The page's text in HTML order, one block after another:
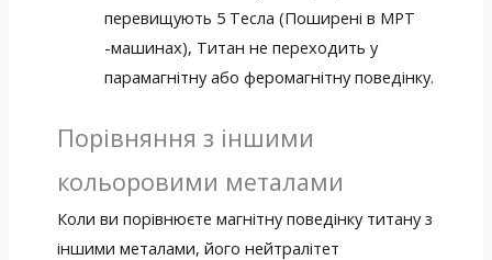
перевищують 5 Тесла (Поширені в МРТ
-машинах), Титан не переходить у
парамагнітну або феромагнітну поведінку.
Порівняння з іншими
кольоровими металами
Коли ви порівнюєте магнітну поведінку титану з
іншими металами, його нейтралітет